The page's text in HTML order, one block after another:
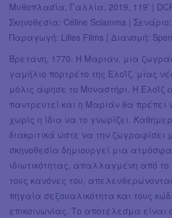
Μυθοπλασία, Γαλλία, 2019, 119’ |
Σκηνοθεσία: Céline Sciamma |
Παραγωγή: Lilies Films | Διανομή:
Βρετάνη, 1770. Η Μαριάν, μια
γαμήλιο πορτρέτο της Ελοΐζ, μίας
μόλις άφησε το Μοναστήρι. Η Ελοΐζ
παντρευτεί και η Μαριάν θα πρέπει
χωρίς η ίδια να το γνωρίζει.
διακριτικά ώστε να την ζωγραφίσει
σκηνοθεσία δημιουργεί μια
ιδιωτικότητας, απαλλαγμένη από
τους κανόνες του,
πηγαία σεξουαλικότητα και τους
επικοινωνίας. Το αποτέλεσμα είναι